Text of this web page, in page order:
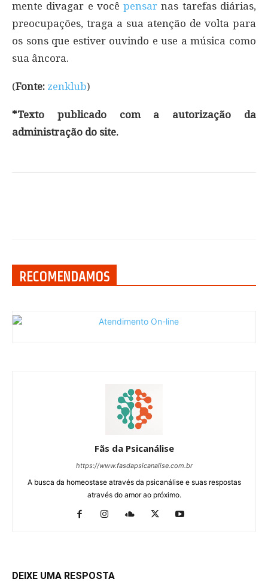
mente divagar e vocêpensar nas tarefas diárias,
preocupações, traga a sua atenção de volta para
os sons que estiver ouvindo e use a música como
sua âncora.
(Fonte: zenklub)
*Texto publicado com a autorização da
administração do site.
RECOMENDAMOS
Fãs da Psicanálise
https://www.fasdapsicanalise.com.br
A busca da homeostase através da psicanálise e suas respostas
através do amor ao próximo.
DEIXE UMA RESPOSTA